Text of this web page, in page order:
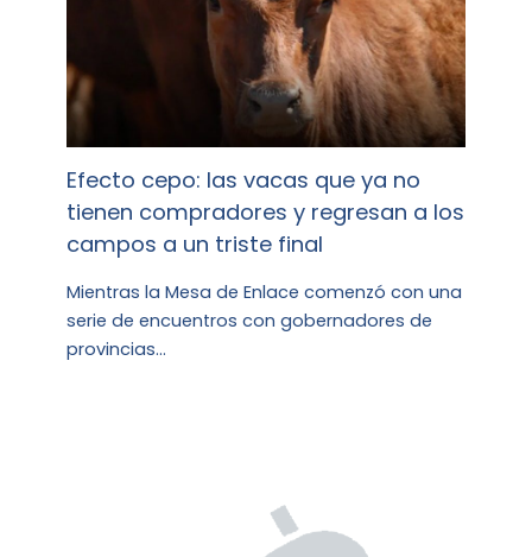
Efecto cepo: las vacas que ya no
tienen compradores y regresan a los
campos a un triste final
Mientras la Mesa de Enlace comenzó con una
serie de encuentros con gobernadores de
provincias…